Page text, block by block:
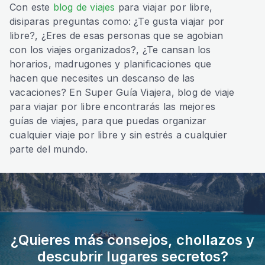
Con este blog de viajes para viajar por libre,
disiparas preguntas como: ¿Te gusta viajar por
libre?, ¿Eres de esas personas que se agobian
con los viajes organizados?, ¿Te cansan los
horarios, madrugones y planificaciones que
hacen que necesites un descanso de las
vacaciones? En Super Guía Viajera, blog de viaje
para viajar por libre encontrarás las mejores
guías de viajes, para que puedas organizar
cualquier viaje por libre y sin estrés a cualquier
parte del mundo.
¿Quieres más consejos, chollazos y
descubrir lugares secretos?